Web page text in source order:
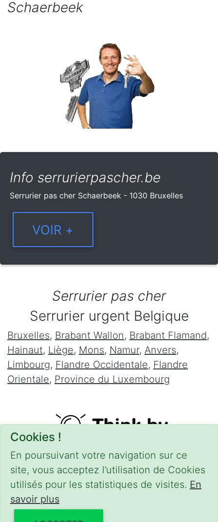
Cookies !
En poursuivant votre navigation sur ce
site, vous acceptez l’utilisation de Cookies
utilisés pour les statistiques de visites. En
savoir plus
Schaerbeek
Info serrurierpascher.be
Serrurier pas cher Schaerbeek - 1030 Bruxelles
Serrurier pas cher
Serrurier urgent Belgique
Bruxelles, Brabant Wallon, Brabant Flamand,
Hainaut, Liège, Mons, Namur, Anvers,
Limbourg, Flandre Occidentale, Flandre
Orientale, Province du Luxembourg
CONDITIONS-